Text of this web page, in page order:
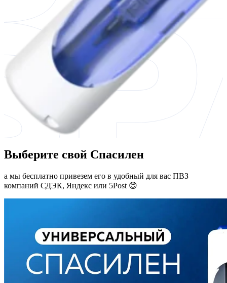
Выберите свой Спасилен
а мы бесплатно привезем его в удобный для вас ПВЗ
компаний СДЭК, Яндекс или 5Post 😊